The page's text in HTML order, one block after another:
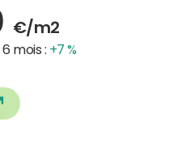
€/m2
mois : +7 %